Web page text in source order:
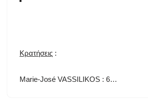
Κρατήσεις :
Marie-José VASSILIKOS : 6…